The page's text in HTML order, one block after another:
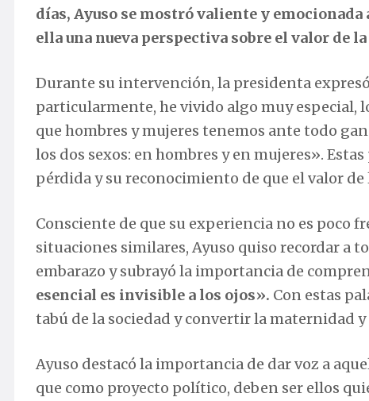
días, Ayuso se mostró valiente y
ella una nueva perspectiva sobre el valor de
Durante su intervención, la presidenta
particularmente, he vivido algo muy especial,
que hombres y mujeres tenemos ante todo
los dos sexos: en hombres y en mujeres».
pérdida y su reconocimiento de que el valor
Consciente de que su experiencia no es poco
situaciones similares, Ayuso quiso recordar a
embarazo y subrayó la importancia de
esencial es invisible a los ojos». Con estas
tabú de la sociedad y convertir la maternidad
Ayuso destacó la importancia de dar voz a
que como proyecto político, deben ser ellos